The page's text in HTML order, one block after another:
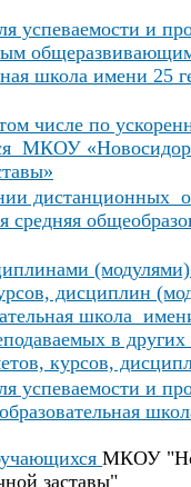
успеваемости и
школа имени 25
числе по
МКОУ
дистанционных
дисциплин
школа
в других
курсов,
успеваемости и
МКОУ
заставы"